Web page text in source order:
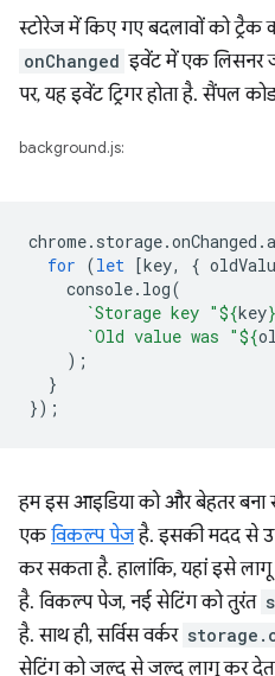
स्टोरेज में किए गए बदलावों को
onChanged इवेंट में एक लिसनर
पर, यह इवेंट ट्रिगर होता है. सैंपल
background.js:
chrome. storage.onChanged .
for (let [key, {
console. log(
`Storage key "${key}
`Old value was "${
);
}
});
हम इस आइडिया को और बेहतर बना
एकविकल्प पेजहै. इसकी मदद से
कर सकता है. हालांकि, यहां इसे लागू
है. विकल्प पेज, नई सेटिंग को तुरंत
है. साथ ही, सर्विस वर्कर
सेटिंग को जल्द से जल्द लागू कर